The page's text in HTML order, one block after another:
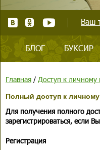
Ваш
БЛОГ БУКСИР
Главная / Доступ к личному
Полный доступ к личному
Для получения полного
зарегистрироваться, если
Регистрация